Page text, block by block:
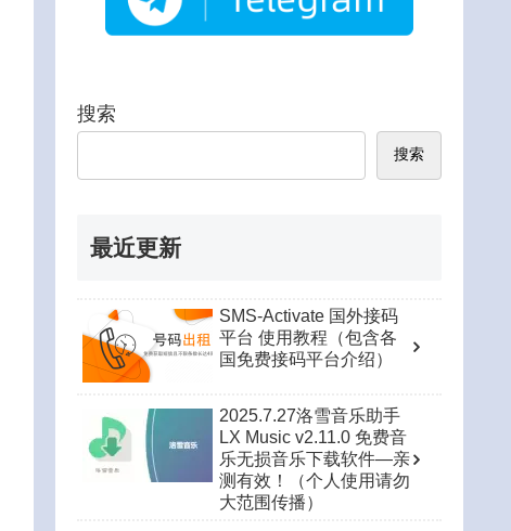
搜索
搜索
最近更新
SMS-Activate 国外接码
平台 使用教程（包含各
国免费接码平台介绍）
2025.7.27洛雪音乐助手
LX Music v2.11.0 免费音
乐无损音乐下载软件—亲
测有效！（个人使用请勿
大范围传播）